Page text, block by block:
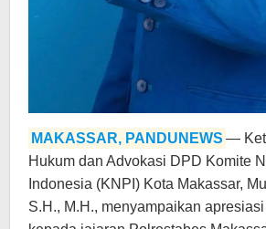
MAKASSAR, PANDUNEWS —
Hukum dan Advokasi DPD Komite
Indonesia (KNPI) Kota Makassar,
S.H., M.H., menyampaikan